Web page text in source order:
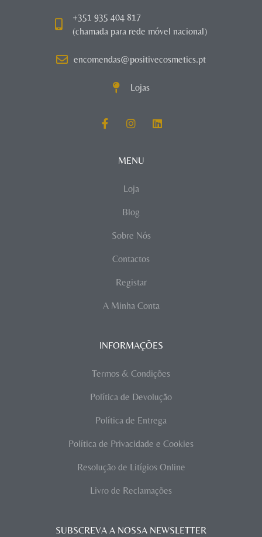
+351 935 404 817
(chamada para rede móvel nacional)
encomendas@positivecosmetics.pt
Lojas
MENU
Loja
Blog
Sobre Nós
Contactos
Registar
A Minha Conta
INFORMAÇÕES
Termos & Condições
Política de Devolução
Política de Entrega
Política de Privacidade e Cookies
Resolução de Litígios Online
Livro de Reclamações
SUBSCREVA A NOSSA NEWSLETTER